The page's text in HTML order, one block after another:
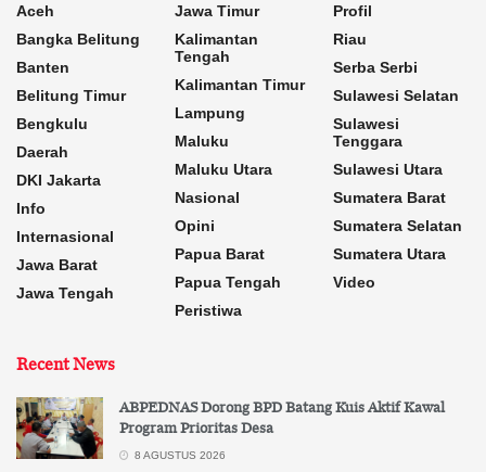
Aceh
Bangka Belitung
Banten
Belitung Timur
Bengkulu
Daerah
DKI Jakarta
Info
Internasional
Jawa Barat
Jawa Tengah
Jawa Timur
Kalimantan
Tengah
Kalimantan Timur
Lampung
Maluku
Maluku Utara
Nasional
Opini
Papua Barat
Papua Tengah
Peristiwa
Profil
Riau
Serba Serbi
Sulawesi Selatan
Sulawesi
Tenggara
Sulawesi Utara
Sumatera Barat
Sumatera Selatan
Sumatera Utara
Video
Recent News
ABPEDNAS Dorong BPD Batang Kuis Aktif Kawal
Program Prioritas Desa
8 AGUSTUS 2026